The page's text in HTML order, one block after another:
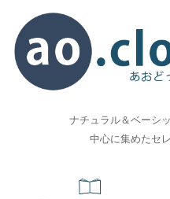
ナチュラル＆ベーシ
中心に集めたセ